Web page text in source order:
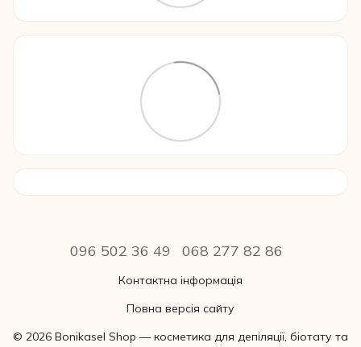
096 502 36 49 068 277 82 86
Контактна інформація
Повна версія сайту
© 2026 Bonikasel Shop — косметика для депіляції, біотату та